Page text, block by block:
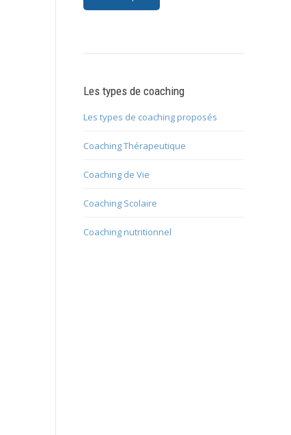
Les types de coaching
Les types de coaching proposés
Coaching Thérapeutique
Coaching de Vie
Coaching Scolaire
Coaching nutritionnel